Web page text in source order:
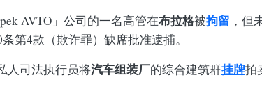
AVTO」公司的一名高管在布拉格被拘留 ，但
第4款（欺诈罪）缺席批准逮捕。
人司法执行员将汽车组装厂的综合建筑群挂牌拍